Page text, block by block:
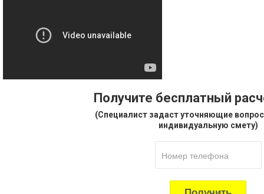
Получите бесплатный
(Специалист задаст уточняющие
индивидуальную смету)